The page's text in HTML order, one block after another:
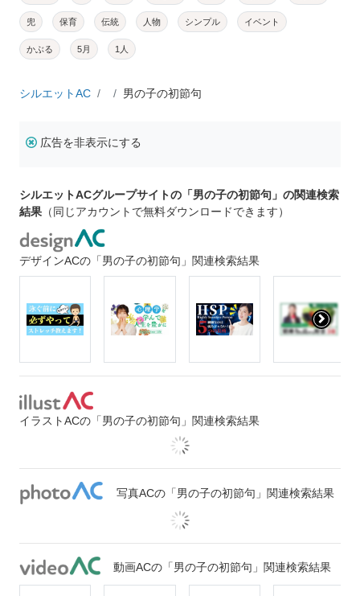
兜 保育 伝統 人物 シンプル イベント
かぶる 5月 1人
シルエットAC 男の子の初節句
広告を非表示にする
シルエットACグループサイトの「男の子の初節句」の関連検索
結果 （同じアカウントで無料ダウンロードできます）
デザインACの「男の子の初節句」関連検索結果
イラストACの「男の子の初節句」関連検索結果
写真ACの「男の子の初節句」関連検索結果
動画ACの「男の子の初節句」関連検索結果